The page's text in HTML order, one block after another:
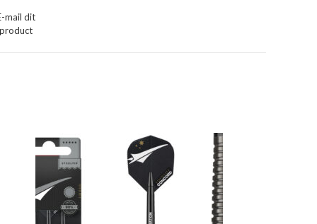
mail dit
product